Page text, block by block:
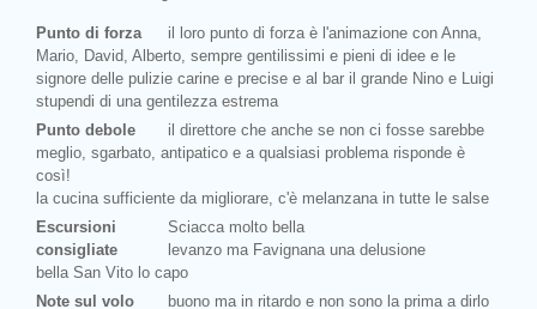
Punto di forza
il loro punto di forza è l'animazione con Anna,
Mario, David, Alberto, sempre gentilissimi e pieni di idee e le
signore delle pulizie carine e precise e al bar il grande Nino e Luigi
stupendi di una gentilezza estrema
Punto debole
il direttore che anche se non ci fosse sarebbe
meglio, sgarbato, antipatico e a qualsiasi problema risponde è
così!
la cucina sufficiente da migliorare, c'è melanzana in tutte le salse
Escursioni
consigliate
Sciacca molto bella
levanzo ma Favignana una delusione
bella San Vito lo capo
Note sul volo
buono ma in ritardo e non sono la prima a dirlo